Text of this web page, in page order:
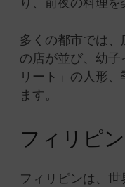
り、前夜の料理を
多くの都市では
の店が並び、幼
リート」の人形
ます。
フィリピン
フィリピンは、